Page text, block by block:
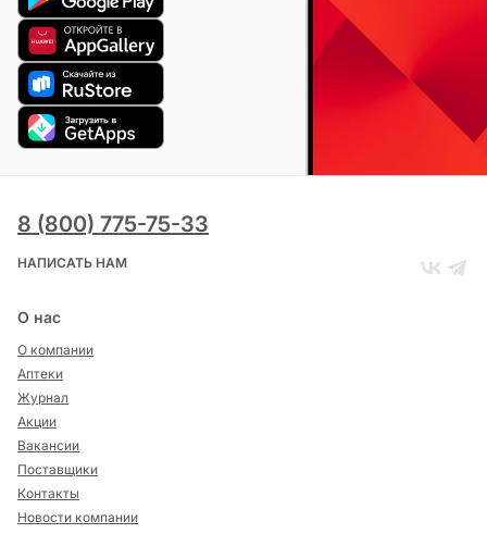
8 (800) 775-75-33
НАПИСАТЬ НАМ
О нас
О компании
Аптеки
Журнал
Акции
Вакансии
Поставщики
Контакты
Новости компании